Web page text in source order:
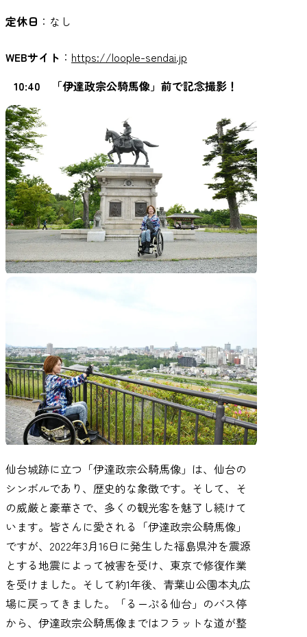
定休日 ：なし
WEBサイト ： https://loople-sendai.jp
10:40 「伊達政宗公騎馬像」前で記念撮影！
仙台城跡に立つ「伊達政宗公騎馬像」は、仙台の
シンボルであり、歴史的な象徴です。そして、そ
の威厳と豪華さで、多くの観光客を魅了し続けて
います。皆さんに愛される「伊達政宗公騎馬像」
ですが、2022年3月16日に発生した福島県沖を震源
とする地震によって被害を受け、東京で修復作業
を受けました。そして約1年後、青葉山公園本丸広
場に戻ってきました。「るーぷる仙台」のバス停
から、伊達政宗公騎馬像まではフラットな道が整